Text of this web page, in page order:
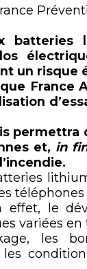
batteries
un risque
France
et, in
effet, le
variées
les